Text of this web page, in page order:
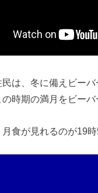
は、冬に備えビーバ
時期の満月をビーバ
食が見れるのが19時